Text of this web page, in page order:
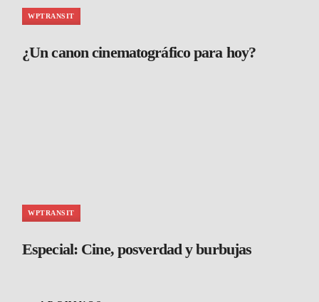
WPTRANSIT
¿Un canon cinematográfico para hoy?
WPTRANSIT
Especial: Cine, posverdad y burbujas